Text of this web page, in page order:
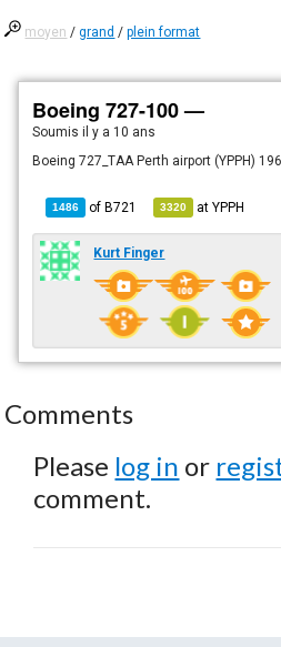
moyen /grand /plein format
Boeing 727-100 —
Soumisil y a 10 ans
Boeing 727_TAA Perth airport (YPPH)
1486 ofB721 3320 atYPPH
Kurt Finger
Comments
Please log in or
comment.